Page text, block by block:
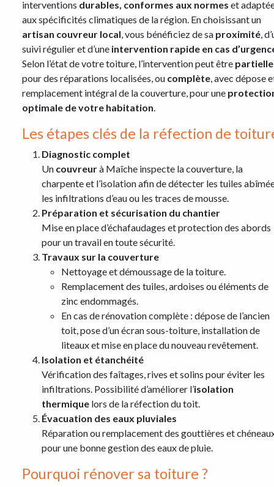
interventions durables, conformes aux normes et
aux spécificités climatiques de la région. En choisissant un
artisan couvreur local, vous bénéficiez de sa proximité,
suivi régulier et d’une intervention rapide en cas
Selon l’état de votre toiture, l’intervention peut être partielle
pour des réparations localisées, ou complète, avec dépose
remplacement intégral de la couverture, pour une
optimale de votre habitation.
Les étapes clés de la réfection de
Diagnostic complet
Un couvreurà Maîche inspecte la couverture, la
charpente et l’isolation afin de détecter les tuiles
les infiltrations d’eau ou les traces de mousse.
Préparation et sécurisation du chantier
Mise en place d’échafaudages et protection des abords
pour un travail en toute sécurité.
Travaux sur la couverture
Nettoyage et démoussage de la toiture.
Remplacement des tuiles, ardoises ou éléments de
zinc endommagés.
En cas de rénovation complète : dépose de l’ancien
toit, pose d’un écran sous-toiture, installation de
liteaux et mise en place du nouveau revêtement.
Isolation et étanchéité
Vérification des faîtages, rives et solins pour éviter les
infiltrations. Possibilité d’améliorer l’isolation
thermique lors de la réfection du toit.
Évacuation des eaux pluviales
Réparation ou remplacement des gouttières et
pour une bonne gestion des eaux de pluie.
Pourquoi rénover sa toiture ?